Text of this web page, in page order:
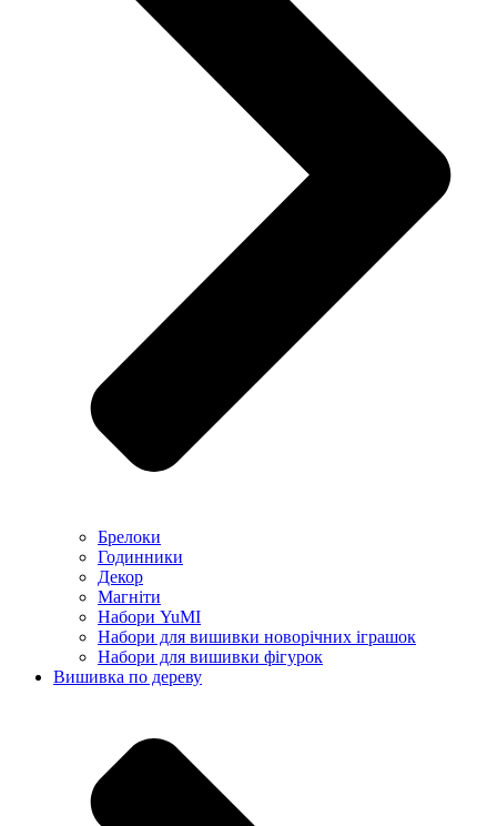
Брелоки
Годинники
Декор
Магніти
Набори YuMI
Набори для вишивки новорічних іграшок
Набори для вишивки фігурок
Вишивка по дереву